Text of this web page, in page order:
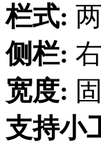
栏式:
侧栏:
宽度:
支持小